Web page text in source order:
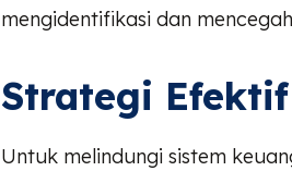
mengidentifikasi dan
Strategi
Untuk melindungi sistem